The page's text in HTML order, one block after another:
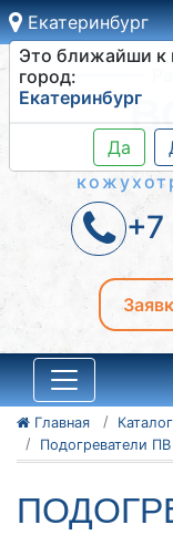
Екатеринбург
Это ближайши к
город:
Екатеринбург
Да
Главная
Подогреватели ПВ